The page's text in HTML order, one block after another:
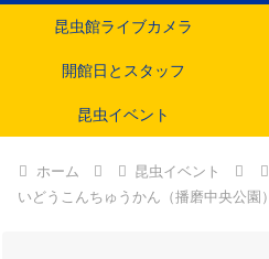
昆虫館ライブカメラ
開館日とスタッフ
昆虫イベント
ホーム 昆虫イベント
いどうこんちゅうかん（播磨中央公園